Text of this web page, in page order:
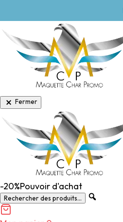
Fermer
-20%Pouvoir d'achat
Rechercher des produits...